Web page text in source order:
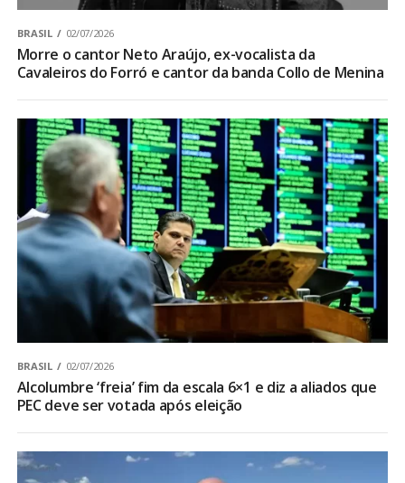
BRASIL 02/07/2026
Morre o cantor Neto Araújo, ex-vocalista da
Cavaleiros do Forró e cantor da banda Collo de Menina
BRASIL 02/07/2026
Alcolumbre ‘freia’ fim da escala 6×1 e diz a aliados que
PEC deve ser votada após eleição